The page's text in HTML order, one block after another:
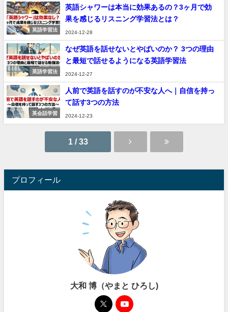
英語学習法
英語シャワーは本当に効果あるの？3ヶ月で効
果を感じるリスニング学習法とは？
2024-12-28
英語学習法
なぜ英語を話せないとやばいのか？ 3つの理由
と最短で話せるようになる英語学習法
2024-12-27
英会話学習
人前で英語を話すのが不安な人へ｜自信を持っ
て話す3つの方法
2024-12-23
1 / 33
プロフィール
大和 博（やまと ひろし)